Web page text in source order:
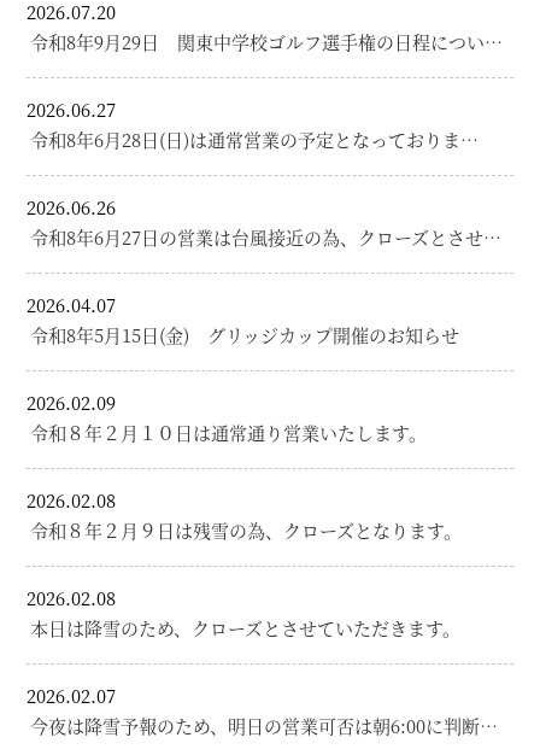
2026.07.20
令和8年9月29日 関東中学校ゴルフ選手権の日程につい…
2026.06.27
令和8年6月28日(日)は通常営業の予定となっておりま…
2026.06.26
令和8年6月27日の営業は台風接近の為、クローズとさせ…
2026.04.07
令和8年5月15日(金) グリッジカップ開催のお知らせ
2026.02.09
令和８年２月１０日は通常通り営業いたします。
2026.02.08
令和８年２月９日は残雪の為、クローズとなります。
2026.02.08
本日は降雪のため、クローズとさせていただきます。
2026.02.07
今夜は降雪予報のため、明日の営業可否は朝6:00に判断…